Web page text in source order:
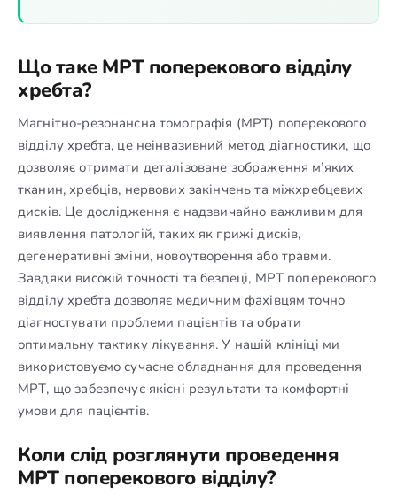
Що таке МРТ поперекового відділу
хребта?
Магнітно-резонансна томографія (МРТ) поперекового
відділу хребта, це неінвазивний метод діагностики, що
дозволяє отримати деталізоване зображення м’яких
тканин, хребців, нервових закінчень та міжхребцевих
дисків. Це дослідження є надзвичайно важливим для
виявлення патологій, таких як грижі дисків,
дегенеративні зміни, новоутворення або травми.
Завдяки високій точності та безпеці, МРТ поперекового
відділу хребта дозволяє медичним фахівцям точно
діагностувати проблеми пацієнтів та обрати
оптимальну тактику лікування. У нашій клініці ми
використовуємо сучасне обладнання для проведення
МРТ, що забезпечує якісні результати та комфортні
умови для пацієнтів.
Коли слід розглянути проведення
МРТ поперекового відділу?